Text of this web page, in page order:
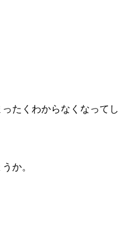
たくわからなくなってし
か。